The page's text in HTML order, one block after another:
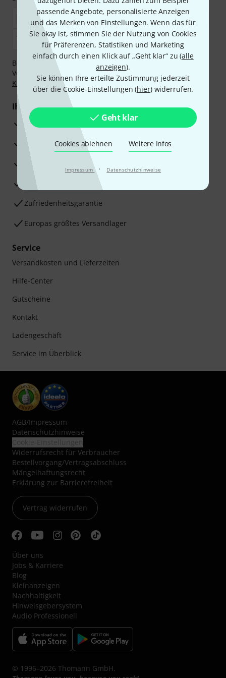
passende Angebote, personalisierte Anzeigen
und das Merken von Einstellungen. Wenn das für
Sie okay ist, stimmen Sie der Nutzung von Cookies
für Präferenzen, Statistiken und Marketing
einfach durch einen Klick auf „Geht klar“ zu (alle
anzeigen).
Sie können Ihre erteilte Zustimmung jederzeit
über die Cookie-Einstellungen (hier) widerrufen.
Geht klar
Cookies ablehnen Weitere Infos
Impressum · Datenschutzhinweise
Bezahlen Sie vertraulich und sicher per Nachnahme,
Vorkasse, PayPal, Amazon Pay,Klarna Sofort bezahlen
Klarna Ratenzahlungoder Kreditkarte.
Ihre Vorteile
3 Jahre Thomann Garantie
30 Tage Money-Back-Garantie
Beratung durch Fachexperten
Zufriedenheitsgarantie
Europas größtes Versandlager
Service
Versandkosten und Lieferzeiten
Hilfe-Center
Gutscheine
Kontakt
Ladengeschäft
Service im Überblick
AGB/Impressum
Datenschutzhinweise
Widerrufsrecht für Verbraucher
Bestellvorgang/Vertragsabschluss
Mängelhaftungsrecht
Erklärung zur Barrierefreiheit
Vertrag widerrufen
Über uns
Jobs & Karriere
Blog
Kleinanzeigen
Nachhaltigkeit
Hinweisgebersystem
Audio Professionell
© 1996–2026 Thomann GmbH.